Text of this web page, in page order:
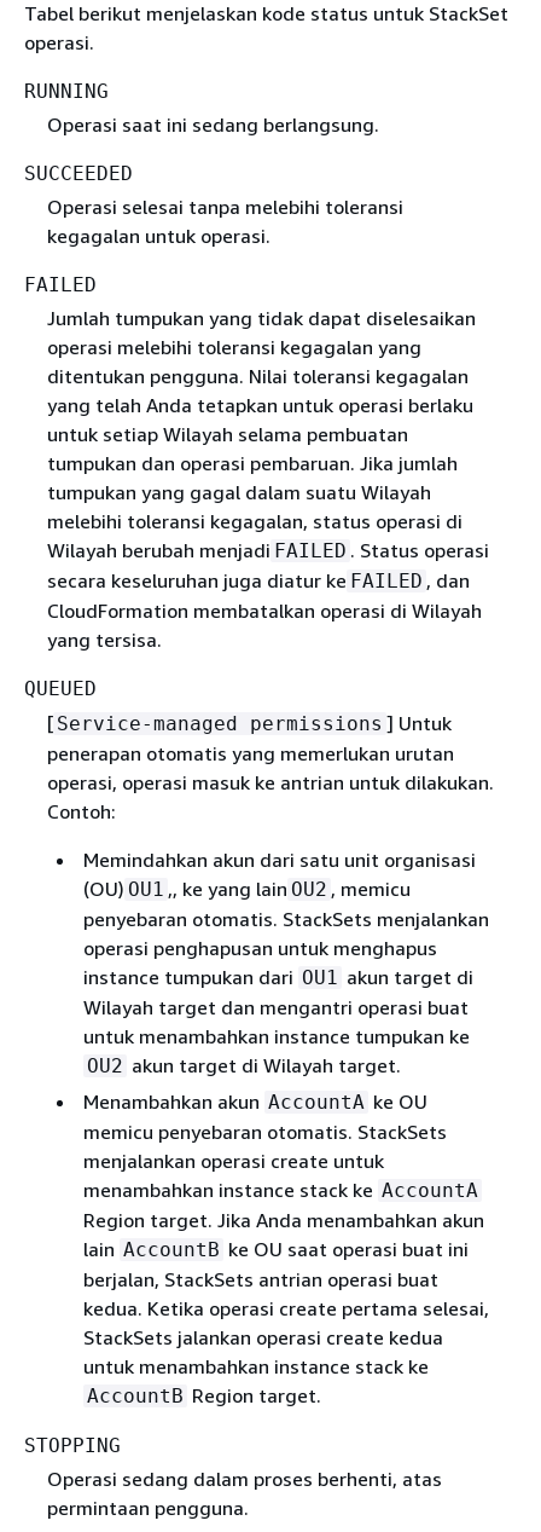
Tabel berikut menjelaskan kode status untuk StackSet
operasi.
RUNNING
Operasi saat ini sedang berlangsung.
SUCCEEDED
Operasi selesai tanpa melebihi toleransi
kegagalan untuk operasi.
FAILED
Jumlah tumpukan yang tidak dapat diselesaikan
operasi melebihi toleransi kegagalan yang
ditentukan pengguna. Nilai toleransi kegagalan
yang telah Anda tetapkan untuk operasi berlaku
untuk setiap Wilayah selama pembuatan
tumpukan dan operasi pembaruan. Jika jumlah
tumpukan yang gagal dalam suatu Wilayah
melebihi toleransi kegagalan, status operasi di
Wilayah berubah menjadi FAILED . Status operasi
secara keseluruhan juga diatur ke FAILED , dan
CloudFormation membatalkan operasi di Wilayah
yang tersisa.
QUEUED
[ Service-managed permissions ] Untuk
penerapan otomatis yang memerlukan urutan
operasi, operasi masuk ke antrian untuk dilakukan.
Contoh:
Memindahkan akun dari satu unit organisasi
(OU) OU1 ,, ke yang lain OU2 , memicu
penyebaran otomatis. StackSets menjalankan
operasi penghapusan untuk menghapus
instance tumpukan dari OU1 akun target di
Wilayah target dan mengantri operasi buat
untuk menambahkan instance tumpukan ke
OU2 akun target di Wilayah target.
Menambahkan akun AccountA ke OU
memicu penyebaran otomatis. StackSets
menjalankan operasi create untuk
menambahkan instance stack ke AccountA
Region target. Jika Anda menambahkan akun
lain AccountB ke OU saat operasi buat ini
berjalan, StackSets antrian operasi buat
kedua. Ketika operasi create pertama selesai,
StackSets jalankan operasi create kedua
untuk menambahkan instance stack ke
AccountB Region target.
STOPPING
Operasi sedang dalam proses berhenti, atas
permintaan pengguna.